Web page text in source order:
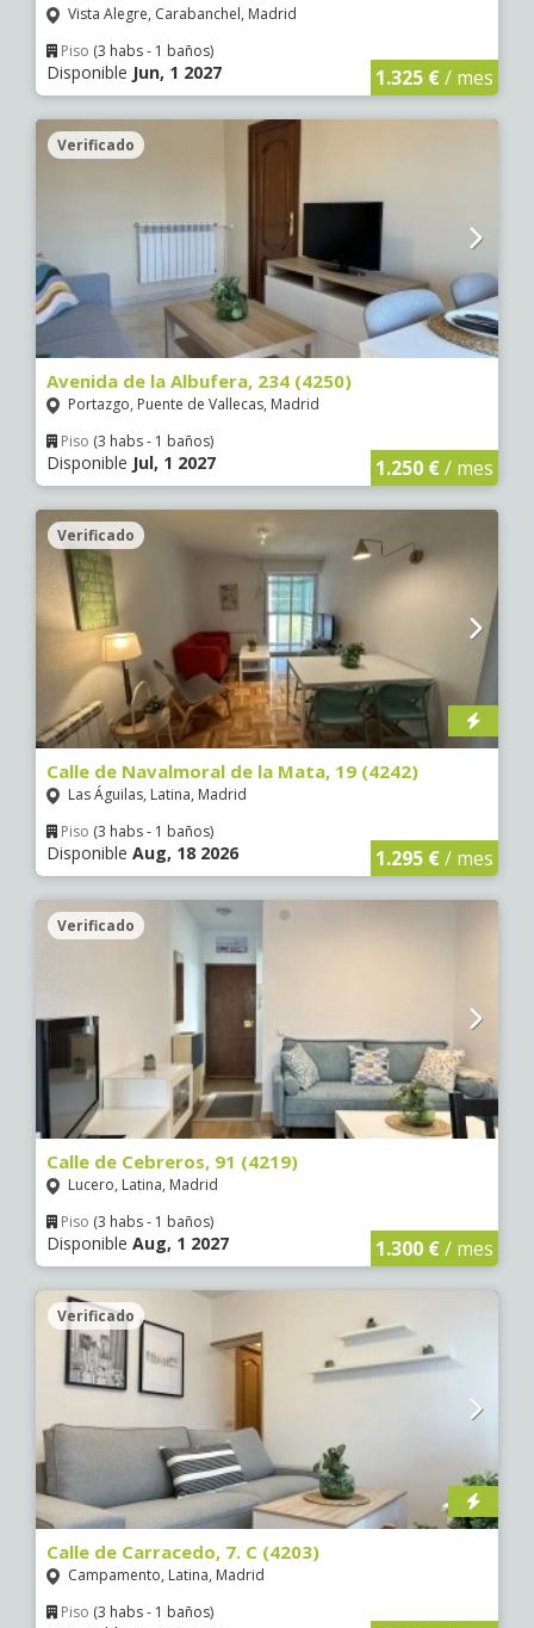
Vista Alegre, Carabanchel, Madrid
Piso (3 habs - 1 baños)
Disponible Jun, 1 2027 1.325 €/ mes
Verificado
Avenida de la Albufera, 234 (4250)
Portazgo, Puente de Vallecas, Madrid
Piso (3 habs - 1 baños)
Disponible Jul, 1 2027 1.250 €/ mes
Verificado
Calle de Navalmoral de la Mata, 19 (4242)
Las Águilas, Latina, Madrid
Piso (3 habs - 1 baños)
Disponible Aug, 18 2026 1.295 €/ mes
Verificado
Calle de Cebreros, 91 (4219)
Lucero, Latina, Madrid
Piso (3 habs - 1 baños)
Disponible Aug, 1 2027 1.300 €/ mes
Verificado
Calle de Carracedo, 7. C (4203)
Campamento, Latina, Madrid
Piso (3 habs - 1 baños)